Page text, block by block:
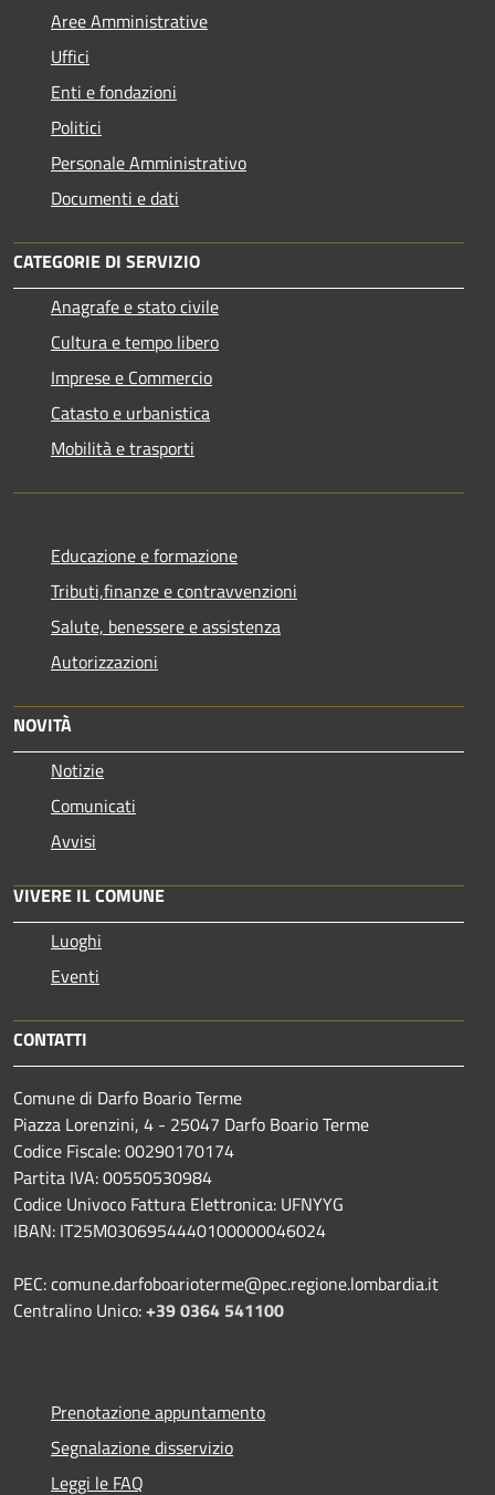
Aree Amministrative
Uffici
Enti e fondazioni
Politici
Personale Amministrativo
Documenti e dati
CATEGORIE DI SERVIZIO
Anagrafe e stato civile
Cultura e tempo libero
Imprese e Commercio
Catasto e urbanistica
Mobilità e trasporti
Educazione e formazione
Tributi,finanze e contravvenzioni
Salute, benessere e assistenza
Autorizzazioni
NOVITÀ
Notizie
Comunicati
Avvisi
VIVERE IL COMUNE
Luoghi
Eventi
CONTATTI
Comune di Darfo Boario Terme
Piazza Lorenzini, 4 - 25047 Darfo Boario Terme
Codice Fiscale: 00290170174
Partita IVA: 00550530984
Codice Univoco Fattura Elettronica: UFNYYG
IBAN: IT25M0306954440100000046024
PEC: comune.darfoboarioterme@pec.regione.lombardia.it
Centralino Unico:+39 0364 541100
Prenotazione appuntamento
Segnalazione disservizio
Leggi le FAQ